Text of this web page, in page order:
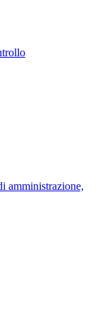
amministrazione,